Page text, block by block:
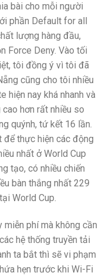
bài cho mỗi người
phần Default for all
lượng hàng đầu,
Force Deny. Vào tối
tôi đồng ý vì tôi đã
cũng cho tôi nhiều
hiện nay khá nhanh và
hơn rất nhiều so
quýnh, tứ kết 16 lần.
thực hiện các động
nhất ở World Cup
tạo, có nhiều chiến
bàn thắng nhất 229
World Cup.
miễn phí mà không cần
hệ thống truyền tải
ta bắt thì sẽ vi phạm
hẹn trước khi Wi-Fi